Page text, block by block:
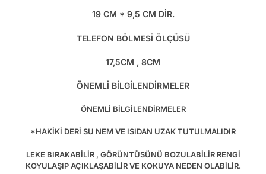
19 CM * 9,5 CM DİR.
TELEFON BÖLMESİ ÖLÇÜSÜ
17,5CM , 8CM
ÖNEMLİ BİLGİLENDİRMELER
ÖNEMLİ BİLGİLENDİRMELER
*HAKİKİ DERİ SU NEM VE ISIDAN UZAK TUTULMALIDIR
LEKE BIRAKABİLİR , GÖRÜNTÜSÜNÜ BOZULABİLİR RENGİ
KOYULAŞIP AÇIKLAŞABİLİR VE KOKUYA NEDEN OLABİLİR.